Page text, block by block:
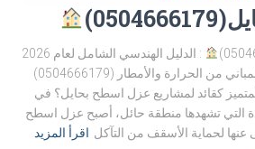
: الدليل الهندسي الشامل لعام 2026
من شركة المتميز لحماية المباني من الحرارة والأمطار (0504666179)
كقائد لمشاريع عزل اسطح بحايل؟ في
التي تشهدها منطقة حائل، أصبح عزل اسطح
عنها لحماية الأسقف من التآكل اقرأ المزيد